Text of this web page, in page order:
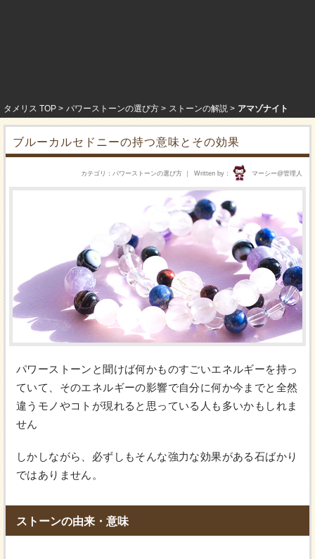
タメリス TOP パワーストーンの選び方 ストーンの解説 アマゾナイト
ブルーカルセドニーの持つ意味とその効果
Written by マーシー@管理人
カテゴリ パワーストーンの選び方
パワーストーンと聞けば何かものすごいエネルギーを持っ
ていて、そのエネルギーの影響で自分に何か今までと全然
違うモノやコトが現れると思っている人も多いかもしれま
せん
しかしながら、必ずしもそんな強力な効果がある石ばかり
ではありません。
ストーンの由来・意味